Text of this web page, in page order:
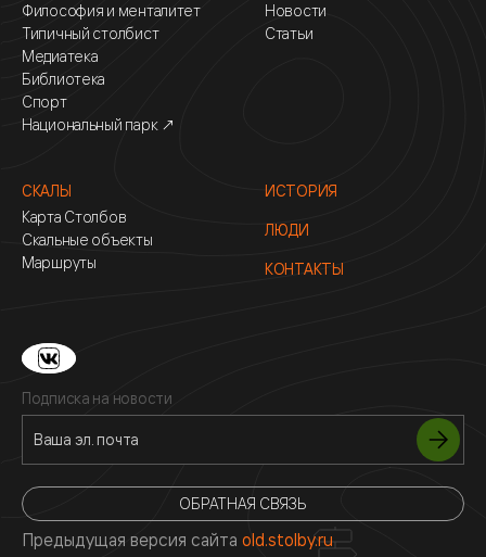
Философия и менталитет
Типичный столбист
Медиатека
Библиотека
Спорт
Национальный парк ↗
Новости
Статьи
СКАЛЫ
Карта Столбов
Скальные объекты
Маршруты
ИСТОРИЯ
ЛЮДИ
КОНТАКТЫ
Подписка на новости
ОБРАТНАЯ СВЯЗЬ
Предыдущая версия сайта old.stolby.ru